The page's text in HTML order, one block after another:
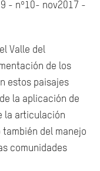
9 - nº10- nov2017 -
Valle del
de los
estos paisajes
la aplicación de
la articulación
del manejo
comunidades